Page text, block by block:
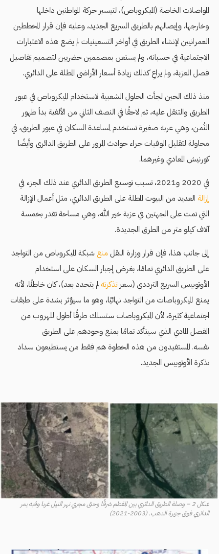
المواصلات الخاصة (الميكروباص)، لتيسير حركة المواطنين داخلها
وخارجها، وإيصالهم بالطريق السريع الجديد، وعليه فإن قرار المخططين
العمرانيين لإنشاء الطريق في أواخر التسعينيات لم يضع هذه الاعتبارات
الاجتماعية في حسبانه، ولم يستعن بمصممين حضريين لتصميم تفاصيل
فصل العزبة، ولم يراعِ كذلك زيادة أسعار الأراضي المطلة على الدائري.
منذ ذلك الحين لجأت الحلول الشعبية لاستخدام الميكروباص في عبور
الطريق والتنقل عليه، ثم لاحقًا في النصف الثاني من الألفية بدأ ظهور
الثُمن، وهي عربة صغيرة تستخدم لمساعدة السكان في عبور الطريق، في
محاولة لتقليل الوفيات جراء حوادث المرور على الطريق الدائري وأيضًا
كورنيش المعادي وغيرهما.
في 2020 و2021، تسبب توسيع الطريق الدائري عند ذلك الجزء في
إزالة العديد من البيوت المطلة على الطريق الدائري، مثل أعمال الإزالة
التي تمت على الجهتين في عزبة خير الله، وهي مساحة تقدر بخمسة
آلاف كيلو متر من الطرق الجديدة.
إلى جانب هذا، فإن قرار وزارة النقل منع شبكة الميكروباص من التواجد
على الطريق الدائري تمامًا، بغرض إجبار السكان على استخدام
الأوتوبيس السريع الترددي (سعر تذكرته لم يتحدد بعد)، كان خاطئًا، لأنه
يمنع الميكروباصات من التواجد نهائيًا، وهو ما سيؤثر بشدة على طبقات
اجتماعية كثيرة، لأن الميكروباصات ستسلك طرقًا أطول للهروب من
الفصل المادي الذي سيتأكد تمامًا بمنع وجودهم على الطريق
نفسه. المستفيدون من هذه الخطوة هم فقط من يستطيعون سداد
تذكرة الأوتوبيس الجديد.
شكل 2 – وصلة الطريق الدائري بين المقطم شرقًا وحتى مجري نهر النيل غربا وفيه يمر
الدائري فوق جزيرة الدهب. (2003-2021)